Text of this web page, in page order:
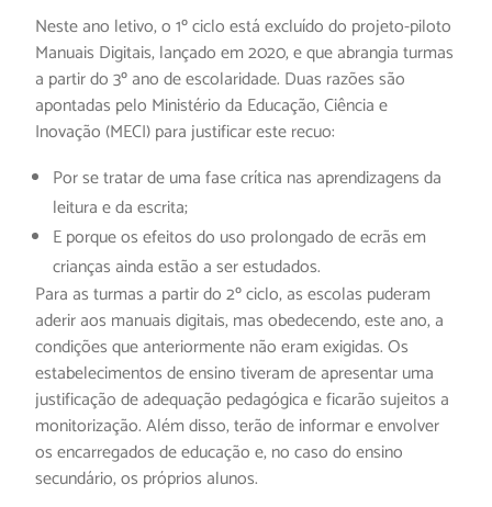
Neste ano letivo, o 1º ciclo está excluído do projeto-piloto
Manuais Digitais, lançado em 2020, e que abrangia turmas
a partir do 3º ano de escolaridade. Duas razões são
apontadas pelo Ministério da Educação, Ciência e
Inovação (MECI) para justificar este recuo:
Por se tratar de uma fase crítica nas aprendizagens da
leitura e da escrita;
E porque os efeitos do uso prolongado de ecrãs em
crianças ainda estão a ser estudados.
Para as turmas a partir do 2º ciclo, as escolas puderam
aderir aos manuais digitais, mas obedecendo, este ano, a
condições que anteriormente não eram exigidas. Os
estabelecimentos de ensino tiveram de apresentar uma
justificação de adequação pedagógica e ficarão sujeitos a
monitorização. Além disso, terão de informar e envolver
os encarregados de educação e, no caso do ensino
secundário, os próprios alunos.